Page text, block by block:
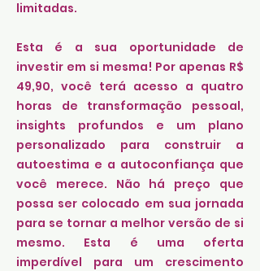
limitadas.
Esta é a sua oportunidade de
investir em si mesma! Por apenas R$
49,90, você terá acesso a quatro
horas de transformação pessoal,
insights profundos e um plano
personalizado para construir a
autoestima e a autoconfiança que
você merece. Não há preço que
possa ser colocado em sua jornada
para se tornar a melhor versão de si
mesmo. Esta é uma oferta
imperdível para um crescimento